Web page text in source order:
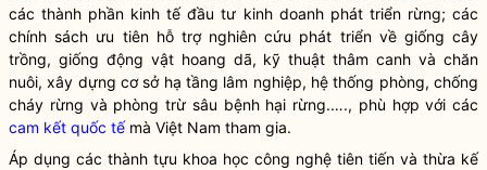
các thành phần kinh tế đầu tư kinh doanh phát triển rừng; các
chính sách ưu tiên hỗ trợ nghiên cứu phát triển về giống cây
trồng, giống động vật hoang dã, kỹ thuật thâm canh và chăn
nuôi, xây dựng cơ sở hạ tầng lâm nghiệp, hệ thống phòng, chống
cháy rừng và phòng trừ sâu bệnh hại rừng.…., phù hợp với các
cam kết quốc tếmà Việt Nam tham gia.
Áp dụng các thành tựu khoa học công nghệ tiên tiến và thừa kế